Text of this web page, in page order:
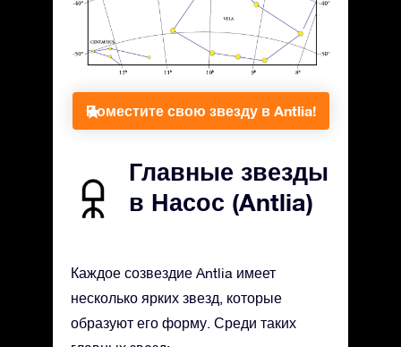
Поместите свою звезду в Antlia!
Главные звезды
в Насос (Antlia)
Каждое созвездие Antlia имеет
несколько ярких звезд, которые
образуют его форму. Среди таких